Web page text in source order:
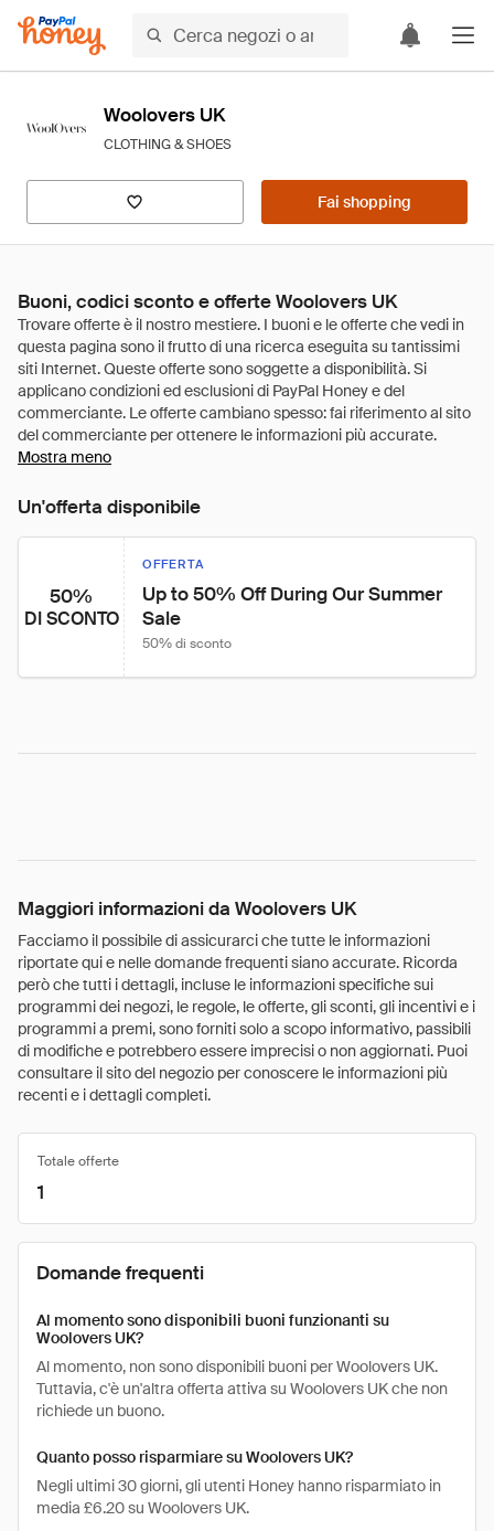
Woolovers UK
CLOTHING & SHOES
Fai shopping
Buoni, codici sconto e offerte Woolovers UK
Mostra meno
Un'offerta disponibile
50%
DI SCONTO
OFFERTA
Up to 50% Off During Our Summer
Sale
50% di sconto
Maggiori informazioni da Woolovers UK
Facciamo il possibile di assicurarci che tutte le informazioni
riportate qui e nelle domande frequenti siano accurate. Ricorda
però che tutti i dettagli, incluse le informazioni specifiche sui
programmi dei negozi, le regole, le offerte, gli sconti, gli incentivi e i
programmi a premi, sono forniti solo a scopo informativo, passibili
di modifiche e potrebbero essere imprecisi o non aggiornati. Puoi
consultare il sito del negozio per conoscere le informazioni più
recenti e i dettagli completi.
Totale offerte
1
Domande frequenti
Al momento sono disponibili buoni funzionanti su
Woolovers UK?
Al momento, non sono disponibili buoni per Woolovers UK.
Tuttavia, c'è un'altra offerta attiva su Woolovers UK che non
richiede un buono.
Quanto posso risparmiare su Woolovers UK?
Negli ultimi 30 giorni, gli utenti Honey hanno risparmiato in
media £6.20 su Woolovers UK.